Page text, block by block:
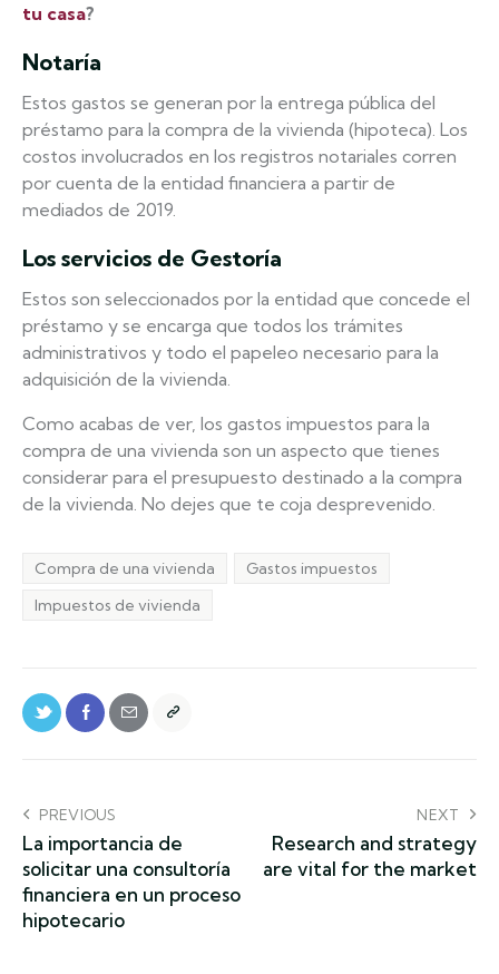
tu casa?
Notaría
Estos gastos se generan por la entrega pública del
préstamo para la compra de la vivienda (hipoteca). Los
costos involucrados en los registros notariales corren
por cuenta de la entidad financiera a partir de
mediados de 2019.
Los servicios de Gestoría
Estos son seleccionados por la entidad que concede el
préstamo y se encarga que todos los trámites
administrativos y todo el papeleo necesario para la
adquisición de la vivienda.
Como acabas de ver, los gastos impuestos para la
compra de una vivienda son un aspecto que tienes
considerar para el presupuesto destinado a la compra
de la vivienda. No dejes que te coja desprevenido.
Compra de una vivienda
Gastos impuestos
Impuestos de vivienda
PREVIOUS
La importancia de
solicitar una consultoría
financiera en un proceso
hipotecario
NEXT
Research and strategy
are vital for the market